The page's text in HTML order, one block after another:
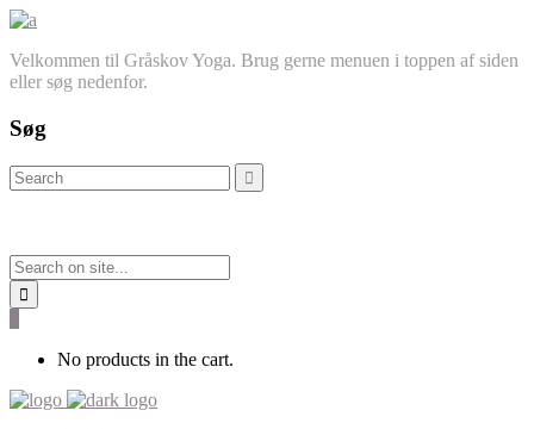
Velkommen til Gråskov Yoga. Brug gerne menuen i toppen af siden
eller søg nedenfor.
Søg
No products in the cart.